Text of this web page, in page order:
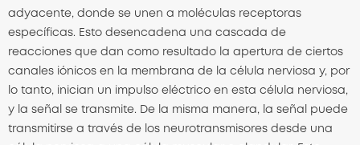
adyacente, donde se unen a moléculas receptoras
específicas. Esto desencadena una cascada de
reacciones que dan como resultado la apertura de ciertos
canales iónicos en la membrana de la célula nerviosa y, por
lo tanto, inician un impulso eléctrico en esta célula nerviosa,
y la señal se transmite. De la misma manera, la señal puede
transmitirse a través de los neurotransmisores desde una